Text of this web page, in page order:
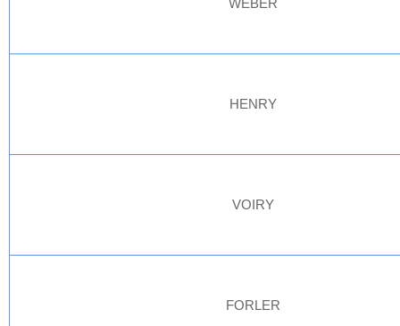
WEBER
HENRY
VOIRY
FORLER